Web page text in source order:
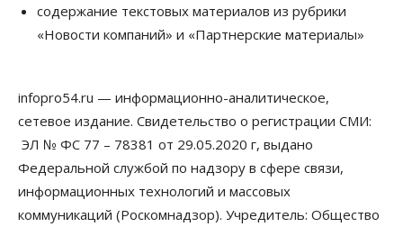
07 Августа 2026, 14:00
07 Августа 2026, 13:55
Авто Общество
Треть автовладельцев в Новосибирской области
«поставили машины на прикол»
07 Августа 2026, 13:00
содержание текстовых материалов из рубрики
«Новости компаний» и «Партнерские материалы»
infopro54.ru — информационно-аналитическое,
сетевое издание. Свидетельство о регистрации СМИ:
ЭЛ № ФС 77 – 78381 от 29.05.2020 г, выдано
Федеральной службой по надзору в сфере связи,
информационных технологий и массовых
коммуникаций (Роскомнадзор). Учредитель: Общество